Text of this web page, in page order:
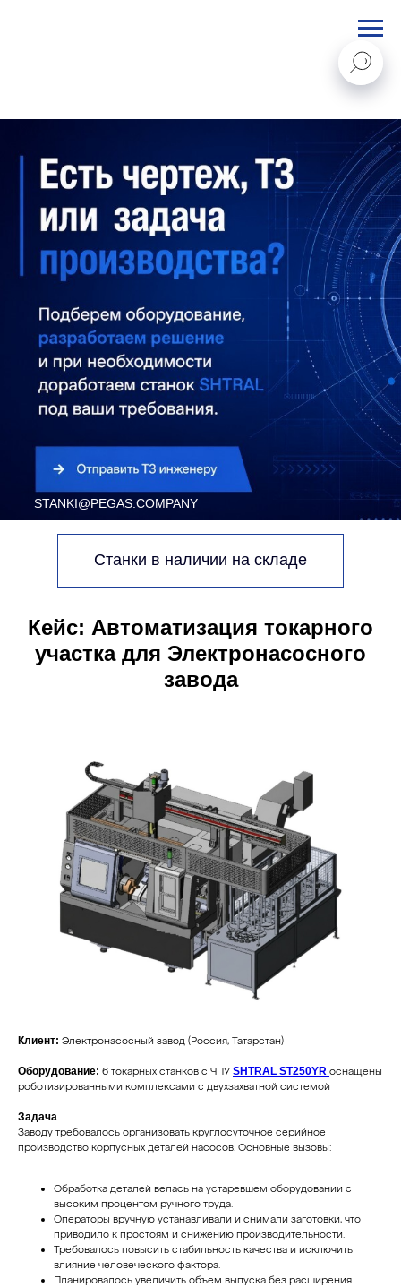
STANKI@PEGAS.COMPANY
Станки в наличии на складе
Кейс: Автоматизация токарного
участка для Электронасосного
завода
Клиент: Электронасосный завод (Россия, Татарстан)
Оборудование: 6 токарных станков с ЧПУ SHTRAL ST250YR оснащены
роботизированными комплексами с двухзахватной системой
Задача
Заводу требовалось организовать круглосуточное серийное
производство корпусных деталей насосов. Основные вызовы:
Обработка деталей велась на устаревшем оборудовании с
высоким процентом ручного труда.
Операторы вручную устанавливали и снимали заготовки, что
приводило к простоям и снижению производительности.
Требовалось повысить стабильность качества и исключить
влияние человеческого фактора.
Планировалось увеличить объем выпуска без расширения